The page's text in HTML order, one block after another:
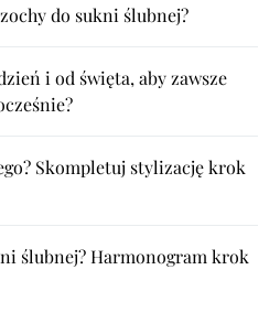
do sukni ślubnej?
i od święta, aby zawsze
Skompletuj stylizację krok
ślubnej? Harmonogram krok